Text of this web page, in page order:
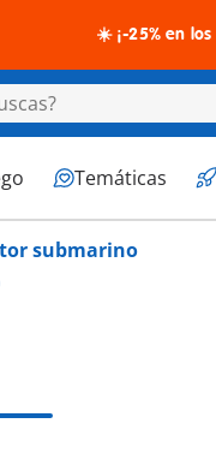
☀️ ¡-25% en
Temáticas
submarino